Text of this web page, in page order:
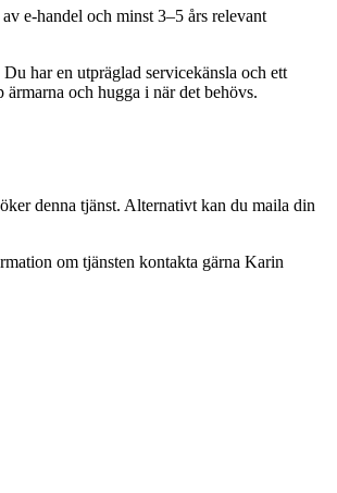
e-handel och minst 3–5 års relevant
har en utpräglad servicekänsla och ett
och hugga i när det behövs.
denna tjänst. Alternativt kan du maila din
om tjänsten kontakta gärna Karin